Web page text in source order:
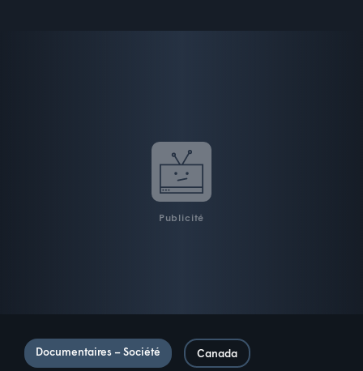
Publicité
Documentaires – Société Canada